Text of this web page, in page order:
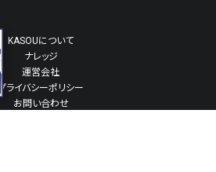
KASOUについて
ナレッジ
運営会社
プライバシーポリシー
お問い合わせ